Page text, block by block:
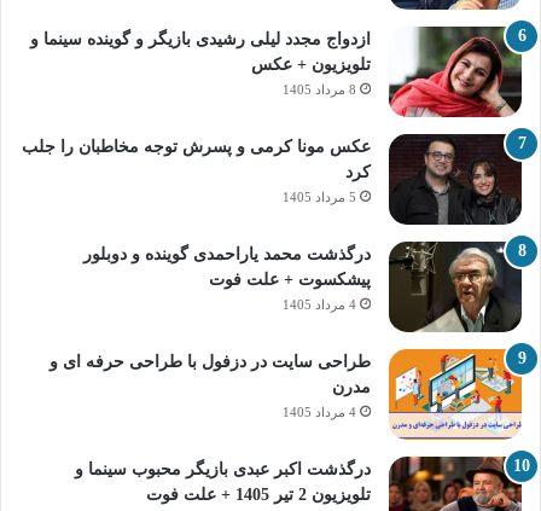
ازدواج مجدد لیلی رشیدی بازیگر و گوینده سینما و
تلویزیون + عکس
8 مرداد 1405
عکس مونا کرمی و پسرش توجه مخاطبان را جلب
کرد
5 مرداد 1405
درگذشت محمد یاراحمدی گوینده و دوبلور
پیشکسوت + علت فوت
4 مرداد 1405
طراحی سایت در دزفول با طراحی حرفه‌ ای و
مدرن
4 مرداد 1405
درگذشت اکبر عبدی بازیگر محبوب سینما و
تلویزیون 2 تیر 1405 + علت فوت